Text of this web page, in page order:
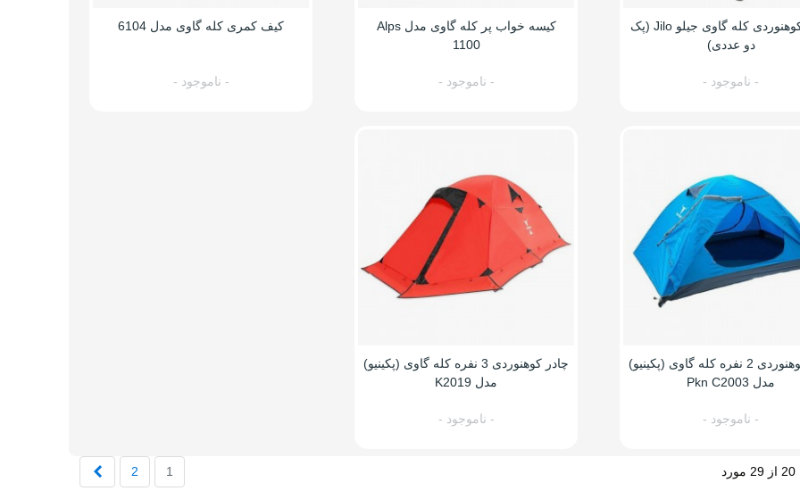
باتوم کوهنوردی کله گاوی جیلو Jilo (پک
دو عددی)
- ناموجود -
کیسه خواب پر کله گاوی مدل Alps
1100
- ناموجود -
کیف کمری کله گاوی مدل 6104
- ناموجود -
چادر کوهنوردی 2 نفره کله گاوی (پکینیو)
مدل Pkn C2003
- ناموجود -
چادر کوهنوردی 3 نفره کله گاوی (پکینیو)
مدل K2019
- ناموجود -
1
2